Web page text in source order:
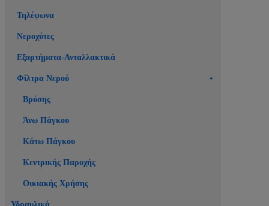
Τηλέφωνα
Νεροχύτες
Εξαρτήματα-Ανταλλακτικά
Φίλτρα Νερού
Βρύσης
Άνω Πάγκου
Κάτω Πάγκου
Κεντρικής Παροχής
Οικιακής Χρήσης